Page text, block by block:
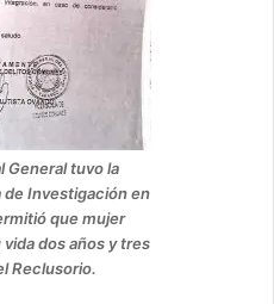
General tuvo la
Investigación en
que mujer
dos años y tres
Reclusorio.